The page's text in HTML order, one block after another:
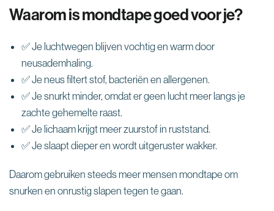
Waarom is mondtape goed voor je?
✅ Je luchtwegen blijven vochtig en warm door
neusademhaling.
✅ Je neus filtert stof, bacteriën en allergenen.
✅ Je snurkt minder, omdat er geen lucht meer langs je
zachte gehemelte raast.
✅ Je lichaam krijgt meer zuurstof in ruststand.
✅ Je slaapt dieper en wordt uitgeruster wakker.
Daarom gebruiken steeds meer mensen mondtape om
snurken en onrustig slapen tegen te gaan.